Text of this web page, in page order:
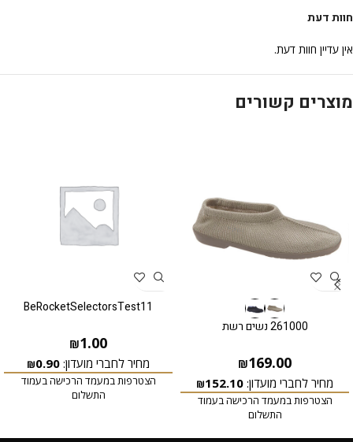
חוות דעת
אין עדיין חוות דעת.
מוצרים קשורים
261000 נשים רשת
₪169.00
מחיר לחברי מועדון: ₪152.10
הצטרפות במעמד הרכישה בעמוד
התשלום
BeRocketSelectorsTest11
₪1.00
מחיר לחברי מועדון: ₪0.90
הצטרפות במעמד הרכישה בעמוד
התשלום